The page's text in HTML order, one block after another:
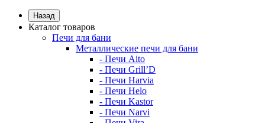
Назад
Каталог товаров
Печи для бани
Металлические печи для бани
- Печи Aito
- Печи Grill’D
- Печи Harvia
- Печи Helo
- Печи Kastor
- Печи Narvi